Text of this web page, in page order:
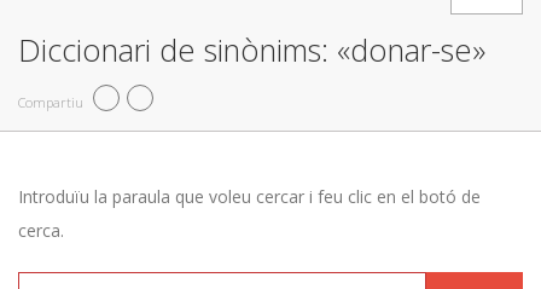
Diccionari de sinònims: «donar-se»
Compartiu
Introduïu la paraula que voleu cercar i feu clic en el botó de
cerca.